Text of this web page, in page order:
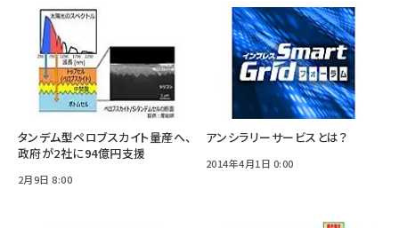
タンデム型ペロブスカイト量産へ、
政府が2社に94億円支援
2月9日 8:00
アンシラリーサービスとは？
2014年4月1日 0:00